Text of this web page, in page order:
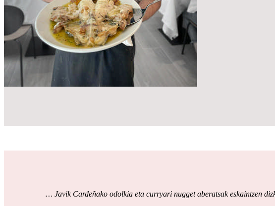
… Javik Cardeñako odolkia eta curryari nugget aberatsak eskaintzen